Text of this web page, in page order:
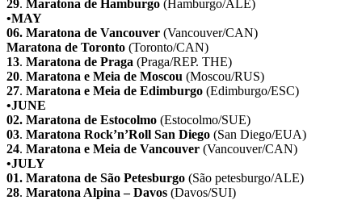
29. Maratona de Hamburgo (Hamburgo/ALE)
•MAY
06. Maratona de Vancouver (Vancouver/CAN)
Maratona de Toronto (Toronto/CAN)
13. Maratona de Praga (Praga/REP. THE)
20. Maratona e Meia de Moscou (Moscou/RUS)
27. Maratona e Meia de Edimburgo (Edimburgo/ESC)
•JUNE
02. Maratona de Estocolmo (Estocolmo/SUE)
03. Maratona Rock’n’Roll San Diego (San Diego/EUA)
24. Maratona e Meia de Vancouver (Vancouver/CAN)
•JULY
01. Maratona de São Petesburgo (São petesburgo/ALE)
28. Maratona Alpina – Davos (Davos/SUI)